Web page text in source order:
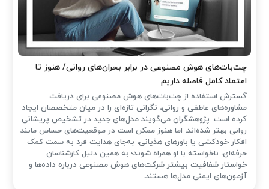
چت‌بات‌های هوش مصنوعی در برابر بحران‌های روانی/ هنوز تا
اعتماد کامل فاصله داریم
گسترش استفاده از چت‌بات‌های هوش مصنوعی برای دریافت
مشاوره‌های عاطفی و روانی، نگرانی تازه‌ای را در میان متخصصان ایجاد
کرده است. پژوهشگران می‌گویند مدل‌های جدید در تشخیص پریشانی
روانی بهتر شده‌اند، اما هنوز ممکن است در موقعیت‌های حساس مانند
افکار خودکشی یا باورهای هذیانی، به‌جای هدایت فرد به سمت کمک
حرفه‌ای، ناخواسته با او همراه شوند؛ به همین دلیل کارشناسان
خواستار شفافیت بیشتر شرکت‌های هوش مصنوعی درباره داده‌ها و
آزمون‌های ایمنی مدل‌ها هستند.